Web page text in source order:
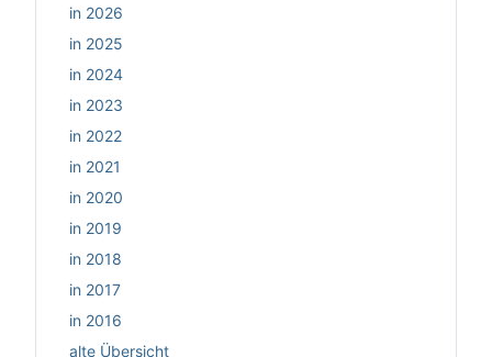
in 2026
in 2025
in 2024
in 2023
in 2022
in 2021
in 2020
in 2019
in 2018
in 2017
in 2016
alte Übersicht